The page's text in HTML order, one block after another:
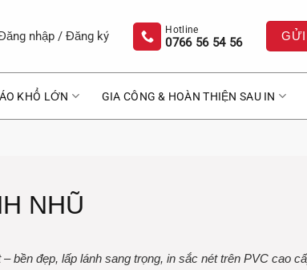
nhập / Đăng ký 0766 56 54 56 GỬI
KHỔ LỚN GIA CÔNG & HOÀN THIỆN SAU IN
NHŨ
bền đẹp, lấp lánh sang trọng, in sắc nét trên PVC cao